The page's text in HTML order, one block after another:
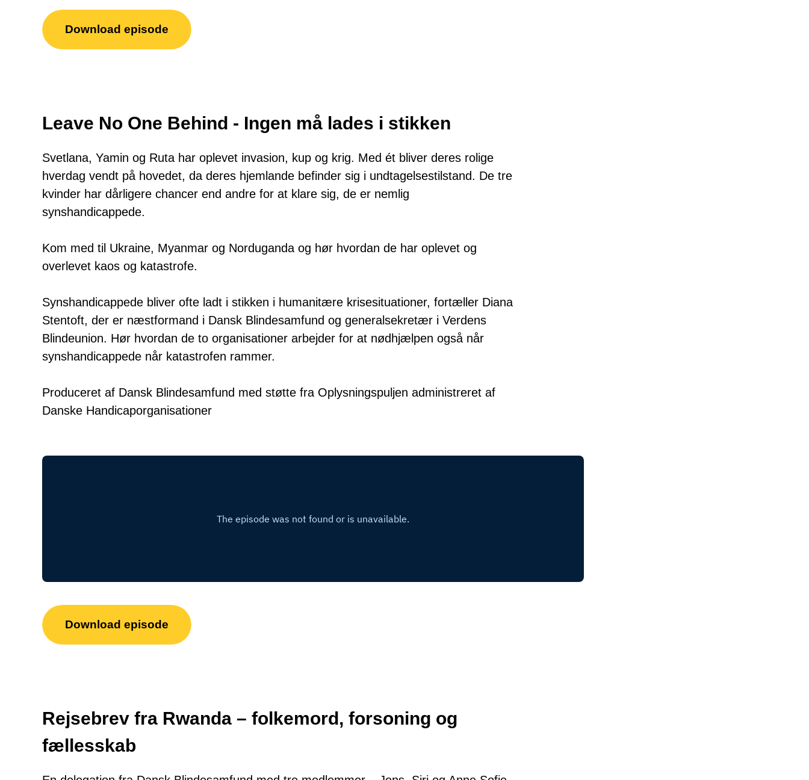
Download episode
Leave No One Behind - Ingen må lades i stikken
Svetlana, Yamin og Ruta har oplevet invasion, kup og krig. Med ét bliver deres rolige
hverdag vendt på hovedet, da deres hjemlande befinder sig i undtagelsestilstand. De tre
kvinder har dårligere chancer end andre for at klare sig, de er nemlig
synshandicappede.
Kom med til Ukraine, Myanmar og Norduganda og hør hvordan de har oplevet og
overlevet kaos og katastrofe.
Synshandicappede bliver ofte ladt i stikken i humanitære krisesituationer, fortæller Diana
Stentoft, der er næstformand i Dansk Blindesamfund og generalsekretær i Verdens
Blindeunion. Hør hvordan de to organisationer arbejder for at nødhjælpen også når
synshandicappede når katastrofen rammer.
Produceret af Dansk Blindesamfund med støtte fra Oplysningspuljen administreret af
Danske Handicaporganisationer
Download episode
Rejsebrev fra Rwanda – folkemord, forsoning og
fællesskab